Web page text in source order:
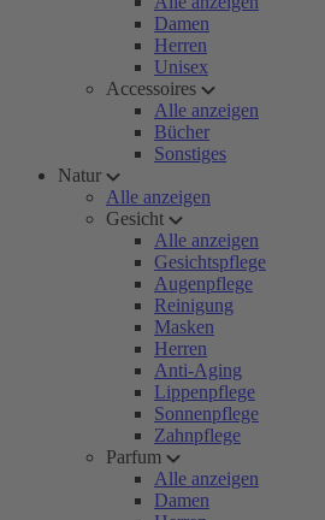
Damen
Herren
Unisex
Accessoires
Alle anzeigen
Bücher
Sonstiges
Natur
Alle anzeigen
Gesicht
Alle anzeigen
Gesichtspflege
Augenpflege
Reinigung
Masken
Herren
Anti-Aging
Lippenpflege
Sonnenpflege
Zahnpflege
Parfum
Alle anzeigen
Damen